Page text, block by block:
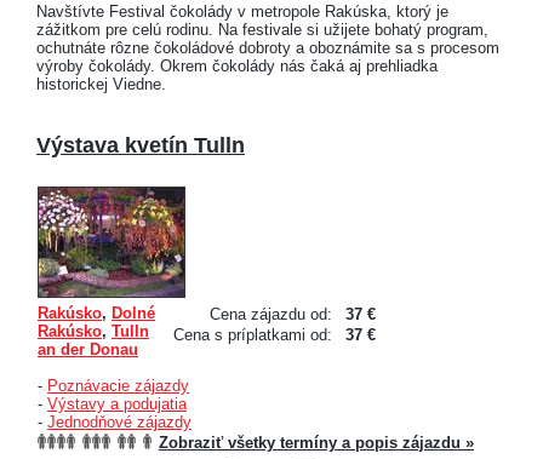
Navštívte Festival čokolády v metropole Rakúska, ktorý je
zážitkom pre celú rodinu. Na festivale si užijete bohatý program,
ochutnáte rôzne čokoládové dobroty a oboznámite sa s procesom
výroby čokolády. Okrem čokolády nás čaká aj prehliadka
historickej Viedne.
Výstava kvetín Tulln
Cena zájazdu od:
37 €
Cena s príplatkami od:
37 €
Rakúsko, Dolné
Rakúsko, Tulln
an der Donau
- Poznávacie zájazdy
- Výstavy a podujatia
- Jednodňové zájazdy
Zobraziť všetky termíny a popis zájazdu »